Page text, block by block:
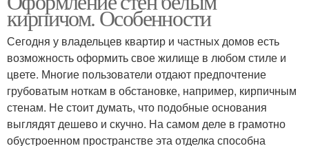
кирпичом. Особенности
Сегодня у владельцев квартир и частных домов есть
возможность оформить свое жилище в любом стиле и
цвете. Многие пользователи отдают предпочтение
грубоватым ноткам в обстановке, например, кирпичным
стенам. Не стоит думать, что подобные основания
выглядят дешево и скучно. На самом деле в грамотно
обустроенном пространстве эта отделка способна